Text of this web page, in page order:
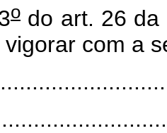
o do art. 26 da
com a